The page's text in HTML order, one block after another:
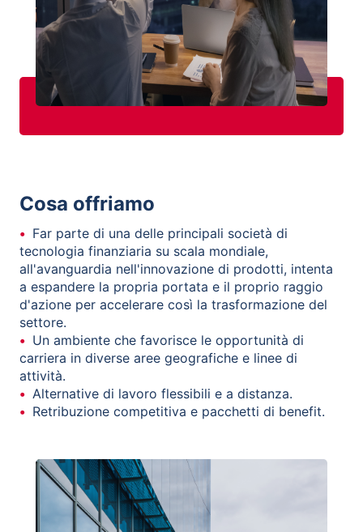
Cosa offriamo
Far parte di una delle principali società di
tecnologia finanziaria su scala mondiale,
all'avanguardia nell'innovazione di prodotti, intenta
a espandere la propria portata e il proprio raggio
d'azione per accelerare così la trasformazione del
settore.
Un ambiente che favorisce le opportunità di
carriera in diverse aree geografiche e linee di
attività.
Alternative di lavoro flessibili e a distanza.
Retribuzione competitiva e pacchetti di benefit.